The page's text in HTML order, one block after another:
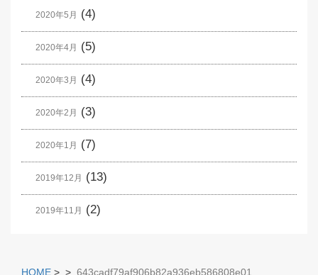
2020年5月 (4)
2020年4月 (5)
2020年3月 (4)
2020年2月 (3)
2020年1月 (7)
2019年12月 (13)
2019年11月 (2)
HOME > > 643cadf79af906b82a936eb586808e01